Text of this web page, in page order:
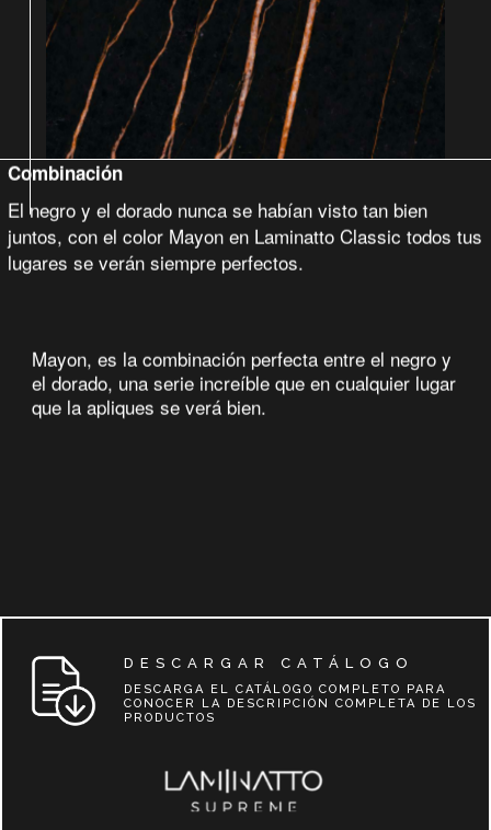
Combinación
El negro y el dorado nunca se habían visto tan bien
juntos, con el color Mayon en Laminatto Classic todos tus
lugares se verán siempre perfectos.
Mayon, es la combinación perfecta entre el negro y
el dorado, una serie increíble que en cualquier lugar
que la apliques se verá bien.
DESCARGAR CATÁLOGO
DESCARGA EL CATÁLOGO COMPLETO PARA
CONOCER LA DESCRIPCIÓN COMPLETA DE LOS
PRODUCTOS